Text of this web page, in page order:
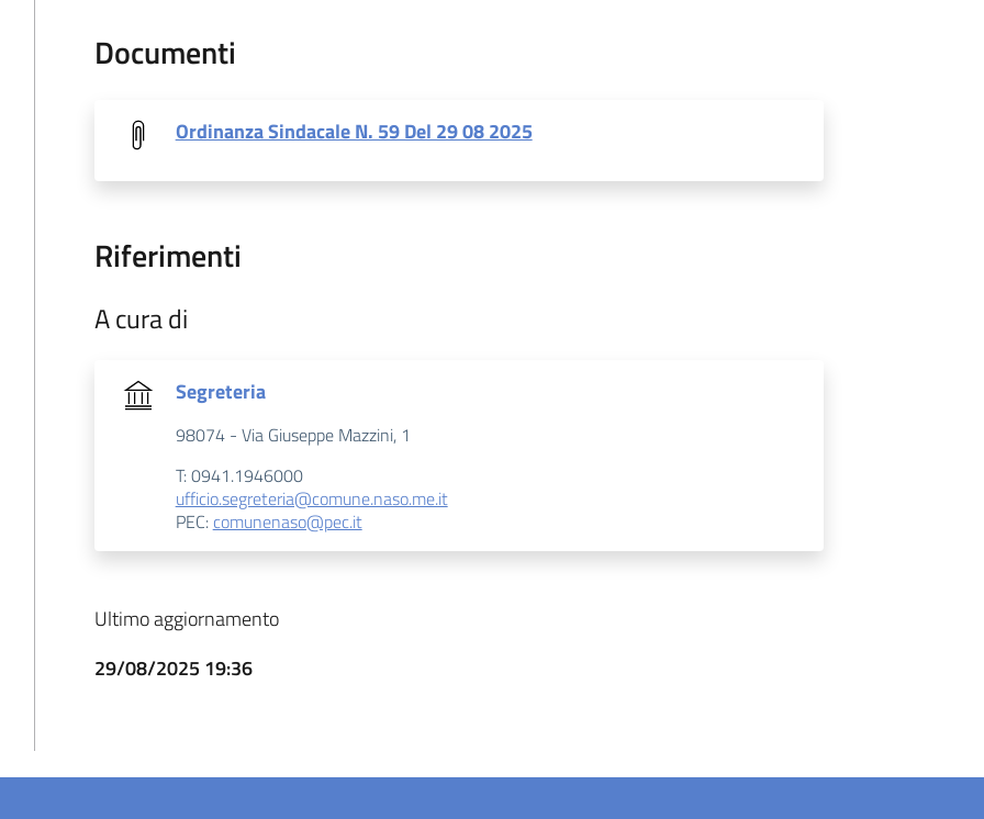
Documenti
Ordinanza Sindacale N. 59 Del 29 08 2025
Riferimenti
A cura di
Segreteria
98074 - Via Giuseppe Mazzini, 1
T: 0941.1946000
ufficio.segreteria@comune.naso.me.it
PEC: comunenaso@pec.it
Ultimo aggiornamento
29/08/2025 19:36